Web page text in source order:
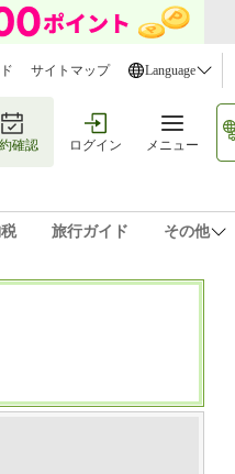
サイトマップ Language
確認 ログイン メニュー
旅行ガイド その他